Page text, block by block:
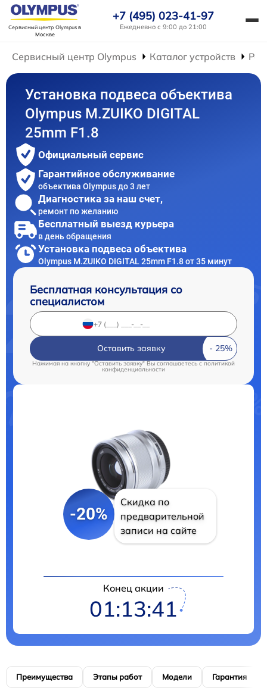
Сервисный центр Olympusв
Москве
+7 (495) 023-41-97
Ежедневно с 9:00 до 21:00
Сервисный центр Olympus Каталог устройств
Установка подвеса объектива
Olympus M.ZUIKO DIGITAL
25mm F1.8
Официальный сервис
Гарантийное обслуживание
объектива Olympus до 3 лет
Диагностика за наш счет,
ремонт по желанию
Бесплатный выезд курьера
в день обращения
Установка подвеса объектива
Olympus M.ZUIKO DIGITAL 25mm F1.8 от 35 минут
Бесплатная консультация со
специалистом
Оставить заявку
Нажимая на кнопку "Оставить заявку" Вы соглашаетесь c политикой
конфиденциальности
-20%
Скидка по
предварительной
записи на сайте
Конец акции
01:13:40
Преимущества Этапы работ Модели Гарантия